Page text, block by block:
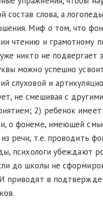
состав слова, а
Миф о том, что
чтению и грамотному
никто не подвергает
можно успешно
слуховой и
не смешивая с
2) ребенок
о фонеме, имеющей
речи, т.е. проводить
психологи убеждают
до школы не
приводят в